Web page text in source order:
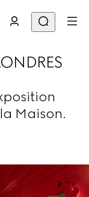
Maison.